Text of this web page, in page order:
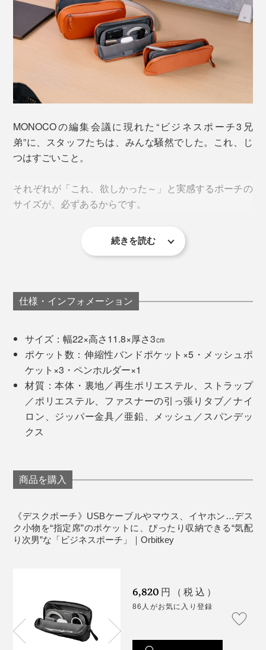
お兄ちゃんとの共同作戦も、ひとり行動も、スイスイで
きる“気配り次男”ぶりに脱帽しました。
「デスクポーチ」は、幅22×高さ11.8×厚さ3㎝。
に自立します。内側には、伸縮性バンドポケット5・メ
ッシュポケット3・ペンホルダー1。
USBケーブルやマウス、イヤホン、タッチペンといっ
た、デスク小物を見やすく収納できるので、使いたい時
にすばやく取り出せて、仕事の流れをジャマしません。
もともと『Orbitkey』は、工業デザイナーのチャール
ズ・イン氏と薬剤師だったレックス・クオ氏が開発・起
業しました。
ジョギング中に、鍵がジャラジャラ鳴ったり弾んだりす
ることがわずらわしかったチャールズは、従来のリング
じみのレックスに見せたそう。
すると、レックスは、鍵がポケットやバッグの中でスマ
ホを傷つけることから、音だけでなく、形・素材へのア
イデアを提案。そこから鍵の束を、革やナイロンで包ん
だ『Orbitkey』が生まれました。
MONOCOの編集会議に現れた“ビジネスポーチ3兄
弟”に、スタッフたちは、みんな騒然でした。これ、じ
つはすごいこと。
それぞれが「これ、欲しかった～」と実感するポーチの
サイズが、必ずあるからです。
定期的な会議以外は、バラバラの場所で働いている
例えば、使っているパソコン一つとっても、デスクトッ
プ派とラップトップ派、Apple派とWindows派と分かれ
そんな働き方バラバラのMONOCOスタッフひとりひと
りが、思わず欲しくなる『Orbitkey（オービットキ
クルマ通勤が多い代表・柿山や、経理スタッフは、「2-
in-1テックポーチ」を絶賛。
続きを読む
仕様・インフォメーション
サイズ：幅22×高さ11.8×厚さ3㎝
ポケット数：伸縮性バンドポケット×5・メッシュポ
ケット×3・ペンホルダー×1
材質：本体・裏地／再生ポリエステル、ストラップ
／ポリエステル、ファスナーの引っ張りタブ／ナイ
ロン、ジッパー金具／亜鉛、メッシュ／スパンデッ
クス
商品を購入
《デスクポーチ》USBケーブルやマウス、イヤホン…デス
ク小物を“指定席”のポケットに、ぴったり収納できる“気配
り次男”な「ビジネスポーチ」｜Orbitkey
6,820 円（税込）
86人がお気に入り登録